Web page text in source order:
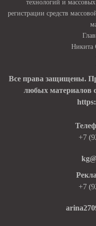
технологий и
регистрации средств
Никита
Все права защищены.
любых материалов
+7
+7